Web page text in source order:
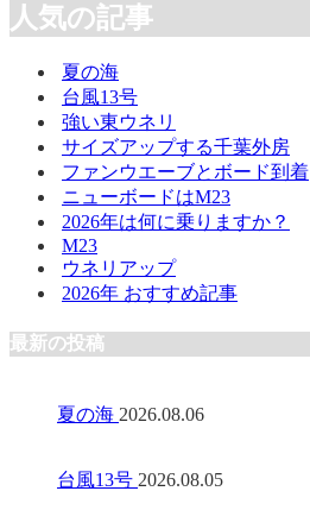
人気の記事
夏の海
台風13号
強い東ウネリ
サイズアップする千葉外房
ファンウエーブとボード到着
ニューボードはM23
2026年は何に乗りますか？
M23
ウネリアップ
2026年 おすすめ記事
最新の投稿
夏の海 2026.08.06
台風13号 2026.08.05